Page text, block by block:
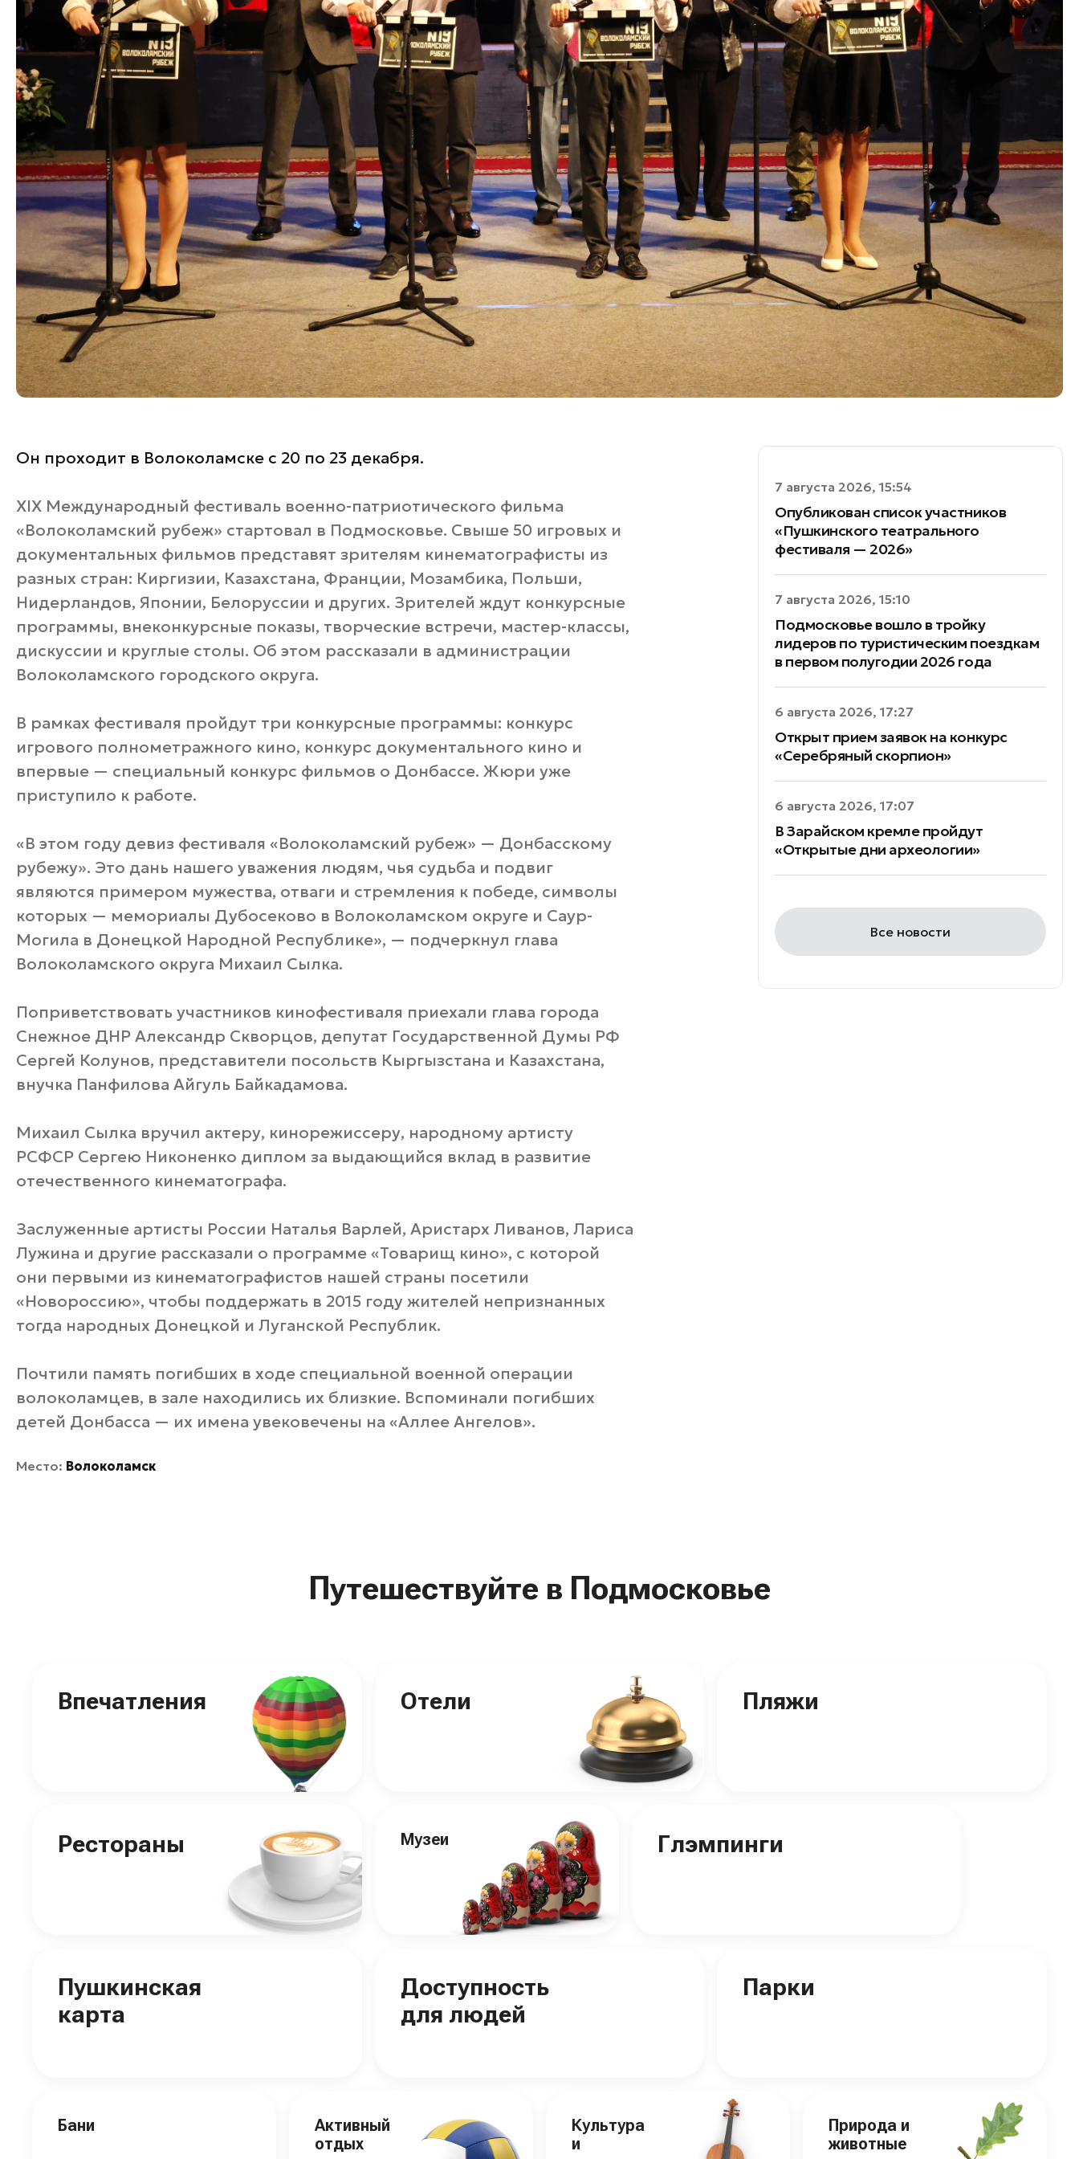
7 августа 2026, 15:54
Опубликован список участников
«Пушкинского театрального
фестиваля — 2026»
7 августа 2026, 15:10
Подмосковье вошло в тройку
лидеров по туристическим поездкам
в первом полугодии 2026 года
6 августа 2026, 17:27
Открыт прием заявок на конкурс
«Серебряный скорпион»
6 августа 2026, 17:07
В Зарайском кремле пройдут
«Открытые дни археологии»
Все новости
Он проходит в Волоколамске с 20 по 23 декабря.
XIX Международный фестиваль военно-патриотического фильма
«Волоколамский рубеж» стартовал в Подмосковье. Свыше 50 игровых и
документальных фильмов представят зрителям кинематографисты из
разных стран: Киргизии, Казахстана, Франции, Мозамбика, Польши,
Нидерландов, Японии, Белоруссии и других. Зрителей ждут конкурсные
программы, внеконкурсные показы, творческие встречи, мастер-классы,
дискуссии и круглые столы. Об этом рассказали в администрации
Волоколамского городского округа.
В рамках фестиваля пройдут три конкурсные программы: конкурс
игрового полнометражного кино, конкурс документального кино и
впервые — специальный конкурс фильмов о Донбассе. Жюри уже
приступило к работе.
«В этом году девиз фестиваля «Волоколамский рубеж» — Донбасскому
рубежу». Это дань нашего уважения людям, чья судьба и подвиг
являются примером мужества, отваги и стремления к победе, символы
которых — мемориалы Дубосеково в Волоколамском округе и Саур-
Могила в Донецкой Народной Республике», — подчеркнул глава
Волоколамского округа Михаил Сылка.
Поприветствовать участников кинофестиваля приехали глава города
Снежное ДНР Александр Скворцов, депутат Государственной Думы РФ
Сергей Колунов, представители посольств Кыргызстана и Казахстана,
внучка Панфилова Айгуль Байкадамова.
Михаил Сылка вручил актеру, кинорежиссеру, народному артисту
РСФСР Сергею Никоненко диплом за выдающийся вклад в развитие
отечественного кинематографа.
Заслуженные артисты России Наталья Варлей, Аристарх Ливанов, Лариса
Лужина и другие рассказали о программе «Товарищ кино», с которой
они первыми из кинематографистов нашей страны посетили
«Новороссию», чтобы поддержать в 2015 году жителей непризнанных
тогда народных Донецкой и Луганской Республик.
Почтили память погибших в ходе специальной военной операции
волоколамцев, в зале находились их близкие. Вспоминали погибших
детей Донбасса — их имена увековечены на «Аллее Ангелов».
Место: Волоколамск
Путешествуйте в Подмосковье
Впечатления Отели Пляжи
Рестораны Музеи Глэмпинги
Пушкинская
карта
Доступность
для людей
Парки
Бани
Активный
отдых
Культура
и
Природа и
животные